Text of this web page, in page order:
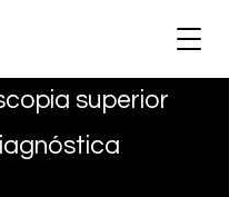
superior